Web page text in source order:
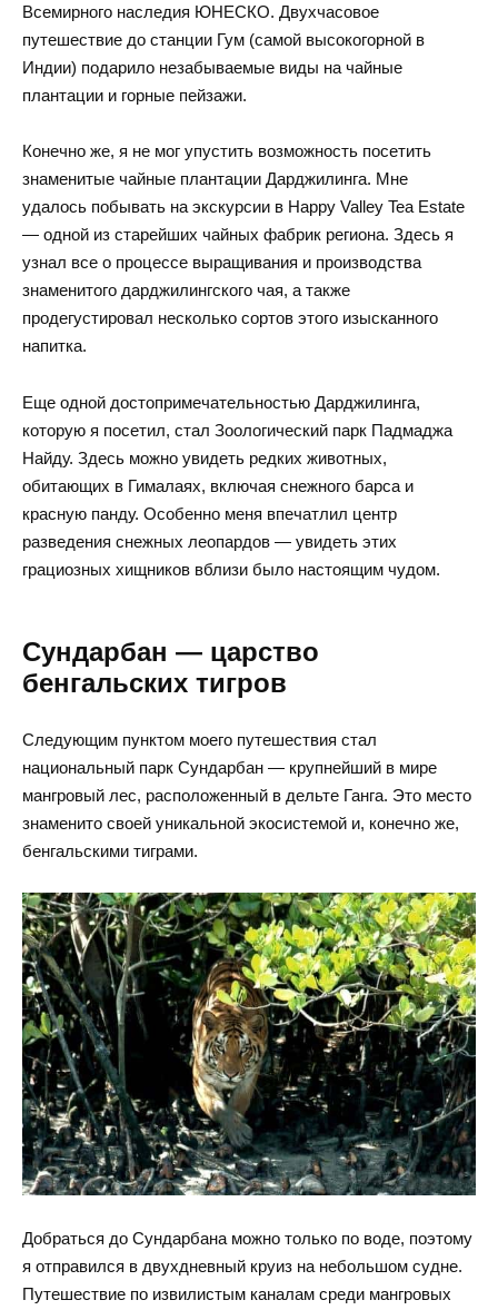
Всемирного наследия ЮНЕСКО. Двухчасовое
путешествие до станции Гум (самой высокогорной в
Индии) подарило незабываемые виды на чайные
плантации и горные пейзажи.
Конечно же, я не мог упустить возможность посетить
знаменитые чайные плантации Дарджилинга. Мне
удалось побывать на экскурсии в Happy Valley Tea Estate
— одной из старейших чайных фабрик региона. Здесь я
узнал все о процессе выращивания и производства
знаменитого дарджилингского чая, а также
продегустировал несколько сортов этого изысканного
напитка.
Еще одной достопримечательностью Дарджилинга,
которую я посетил, стал Зоологический парк Падмаджа
Найду. Здесь можно увидеть редких животных,
обитающих в Гималаях, включая снежного барса и
красную панду. Особенно меня впечатлил центр
разведения снежных леопардов — увидеть этих
грациозных хищников вблизи было настоящим чудом.
Сундарбан — царство
бенгальских тигров
Следующим пунктом моего путешествия стал
национальный парк Сундарбан — крупнейший в мире
мангровый лес, расположенный в дельте Ганга. Это место
знаменито своей уникальной экосистемой и, конечно же,
бенгальскими тиграми.
Добраться до Сундарбана можно только по воде, поэтому
я отправился в двухдневный круиз на небольшом судне.
Путешествие по извилистым каналам среди мангровых